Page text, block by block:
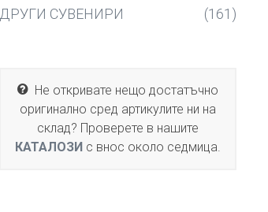
ДРУГИ СУВЕНИРИ
(161)
Не откривате нещо достатъчно
оригинално сред артикулите ни на
склад? Проверете в нашите
КАТАЛОЗИ с внос около седмица.